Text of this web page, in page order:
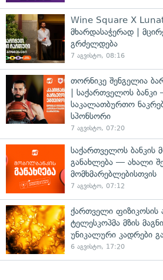
Wine Square X
მხარდასაჭერად |
გრძელდება
7 აგვისტო, 08:16
თორნიკე შენგელია
| საქართველოს
საკალათბურთო
სპონსორი
7 აგვისტო, 07:20
საქართველოს ბანკის
განახლება — ახალი
მომხმარებლებისთვის
7 აგვისტო, 07:12
ქართველი ფიზიკოსის
ტელესკოპმა მზის
უნიკალური კადრები
6 აგვისტო, 17:20